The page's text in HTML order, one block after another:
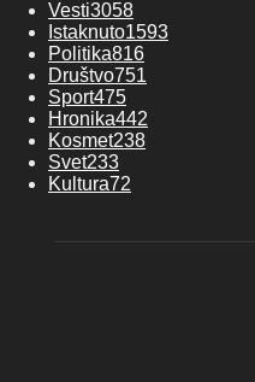
Vesti3058
Istaknuto1593
Politika816
Društvo751
Sport475
Hronika442
Kosmet238
Svet233
Kultura72